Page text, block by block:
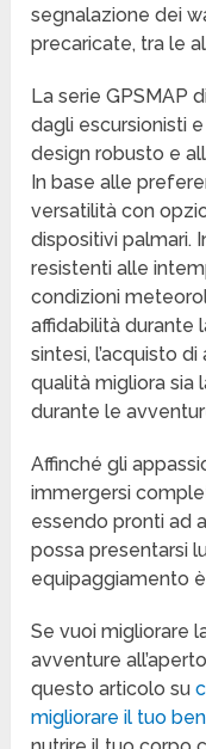
segnalazione dei
precaricate, tra le
La serie GPSMAP
dagli escursionisti
design robusto e
In base alle
versatilità con
dispositivi palmari.
resistenti alle
condizioni
affidabilità durante
sintesi, l’acquisto
qualità migliora sia
durante le
Affinché gli
immergersi
essendo pronti ad
possa presentarsi
equipaggiamento
Se vuoi migliorare
avventure
questo articolo su
migliorare il tuo